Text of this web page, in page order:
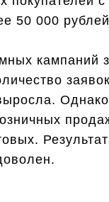
50 000
кампаний